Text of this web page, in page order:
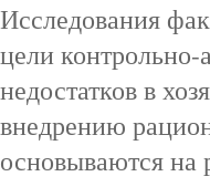
Исследования
цели
недостатков в
внедрению
основываются на